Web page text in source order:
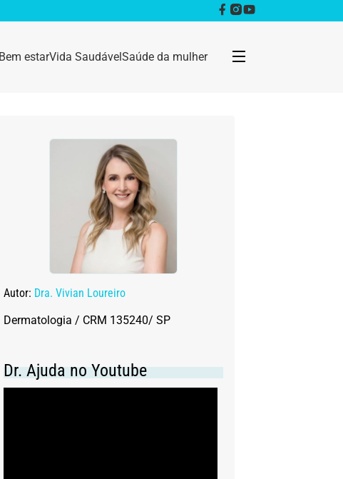
Bem estarVida SaudávelSaúde da mulher
Anestesia
Câncer
Dermatologia
Doenças infecciosas
Geral
Problemas de circulação
Autor: Dra. Vivian Loureiro
Dermatologia / CRM 135240/ SP
Dr. Ajuda no Youtube